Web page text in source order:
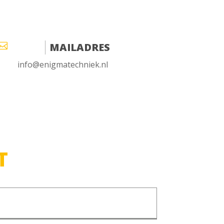
MAILADRES
info@enigmatechniek.nl